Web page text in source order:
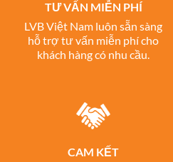
TƯ VẤN MIỄN PHÍ
LVB Việt Nam luôn sẵn sàng
hỗ trợ tư vấn miễn phí cho
khách hàng có nhu cầu.
CAM KẾT